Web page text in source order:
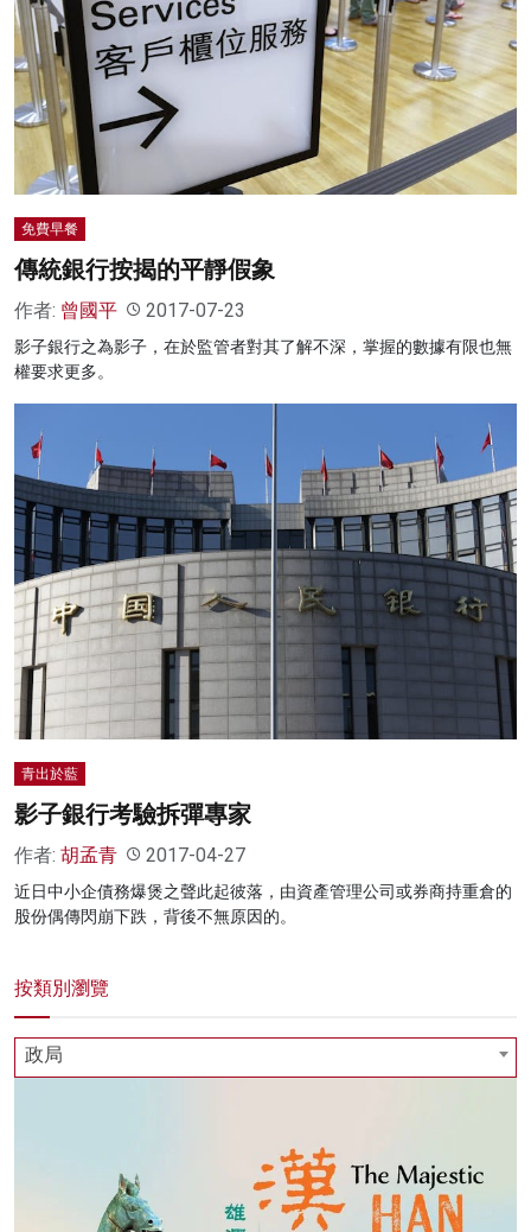
免費早餐
傳統銀行按揭的平靜假象
作者: 曾國平 2017-07-23
影子銀行之為影子，在於監管者對其了解不深，掌握的數據有限也無
權要求更多。
青出於藍
影子銀行考驗拆彈專家
作者: 胡孟青 2017-04-27
近日中小企債務爆煲之聲此起彼落，由資產管理公司或券商持重倉的
股份偶傳閃崩下跌，背後不無原因的。
按類別瀏覽
政局